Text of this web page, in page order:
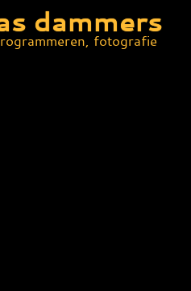
dammers
fotografie